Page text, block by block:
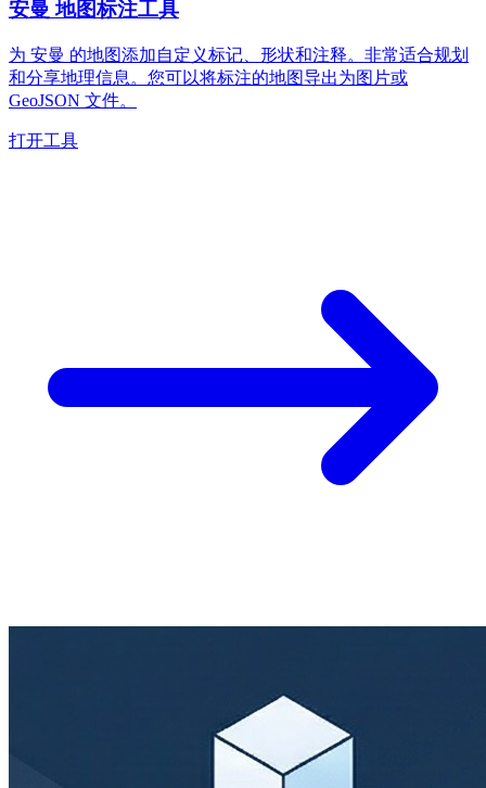
安曼 地图标注工具
为 安曼 的地图添加自定义标记、形状和注释。非常适合规划
和分享地理信息。您可以将标注的地图导出为图片或
GeoJSON 文件。
打开工具